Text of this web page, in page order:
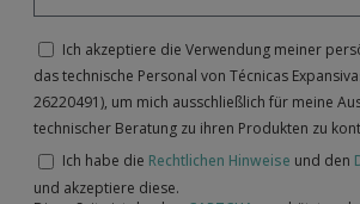
Ich akzeptiere die Verwendung meiner
das technische Personal von Técnicas
26220491), um mich ausschließlich für meine
technischer Beratung zu ihren Produkten zu
Ich habe die Rechtlichen Hinweise und den
und akzeptiere diese.